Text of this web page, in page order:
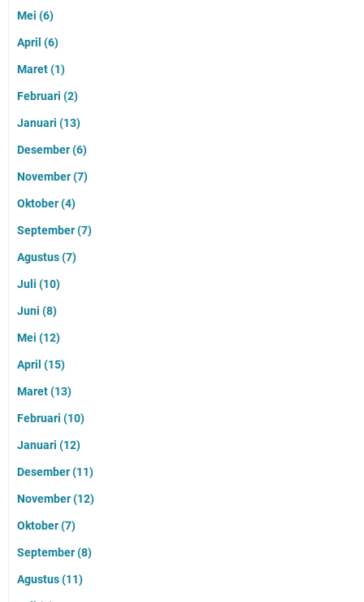
Mei (6)
April (6)
Maret(1)
Februari (2)
Januari (13)
Desember(6)
November(7)
Oktober(4)
September(7)
Agustus(7)
Juli (10)
Juni (8)
Mei (12)
April (15)
Maret(13)
Februari (10)
Januari (12)
Desember(11)
November(12)
Oktober(7)
September(8)
Agustus(11)